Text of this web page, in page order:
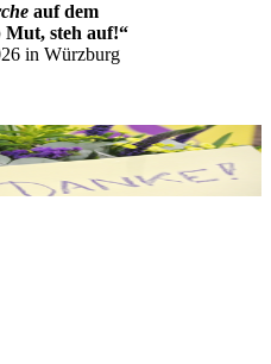
auf dem
Mut, steh auf!“
in Würzburg